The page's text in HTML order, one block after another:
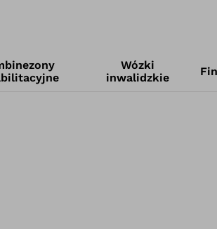
Wózki
inwalidzkie